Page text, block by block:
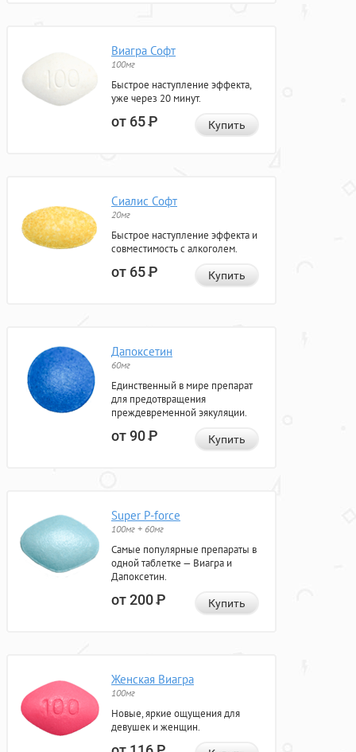
Виагра Софт
100мг
Быстрое наступление эффекта,
уже через 20 минут.
от 65Р Купить
Сиалис Софт
20мг
Быстрое наступление эффекта и
совместимость с алкоголем.
от 65Р Купить
Дапоксетин
60мг
Единственный в мире препарат
для предотвращения
преждевременной эякуляции.
от 90Р Купить
Super P-force
100мг + 60мг
Самые популярные препараты в
одной таблетке — Виагра и
Дапоксетин.
от 200Р Купить
Женская Виагра
100мг
Новые, яркие ощущения для
девушек и женщин.